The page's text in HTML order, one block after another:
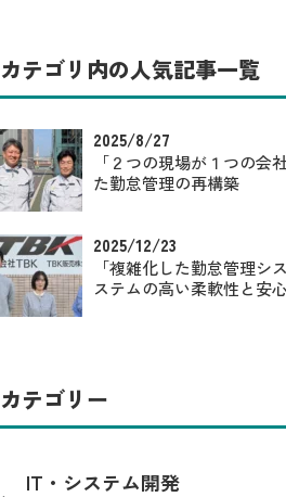
カテゴリ内の人気記事一覧
2025/8/27
「２つの現場が１つの会
た勤怠管理の再構築
2025/12/23
「複雑化した勤怠管理シ
ステムの高い柔軟性と安
カテゴリー
IT・システム開発